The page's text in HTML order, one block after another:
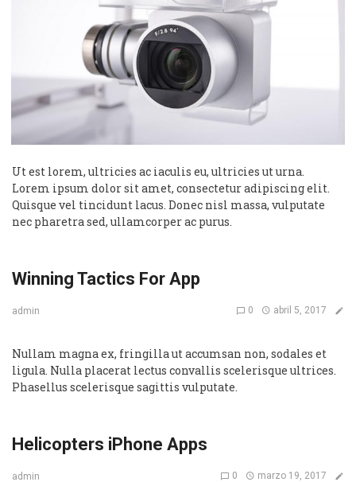
Ut est lorem, ultricies ac iaculis eu, ultricies ut urna.
Lorem ipsum dolor sit amet, consectetur adipiscing elit.
Quisque vel tincidunt lacus. Donec nisl massa, vulputate
nec pharetra sed, ullamcorper ac purus.
Winning Tactics For App
admin 0 abril 5, 2017
Nullam magna ex, fringilla ut accumsan non, sodales et
ligula. Nulla placerat lectus convallis scelerisque ultrices.
Phasellus scelerisque sagittis vulputate.
Helicopters iPhone Apps
admin 0 marzo 19, 2017